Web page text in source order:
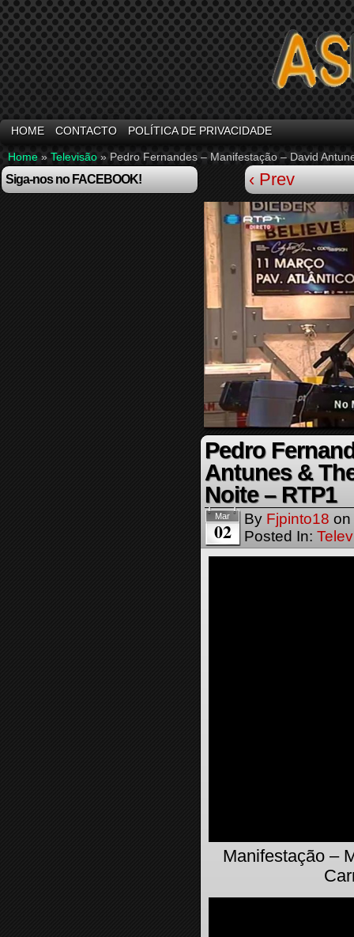
HOME CONTACTO POLÍTICA DE PRIVACIDADE
Home » Televisão » Pedro Fernandes – Manifestação – David
Siga-nos no FACEBOOK! ‹ Prev
Pedro
Antunes &
Noite – RTP1
Mar
02 By Fjpinto18 on
Posted In:
Manifestação –